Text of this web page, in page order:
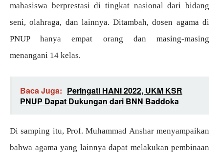
mahasiswa berprestasi di tingkat nasional dari bidang
seni, olahraga, dan lainnya. Ditambah, dosen agama di
PNUP hanya empat orang dan masing-masing
menangani 14 kelas.
Baca Juga: Peringati HANI 2022, UKM KSR
PNUP Dapat Dukungan dari BNN Baddoka
Di samping itu, Prof. Muhammad Anshar menyampaikan
bahwa agama yang lainnya dapat melakukan pembinaan